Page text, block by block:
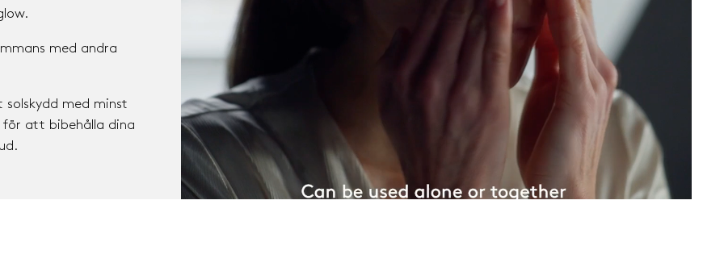
med andra
med minst
för att bibehålla dina
No product has been selected yet.